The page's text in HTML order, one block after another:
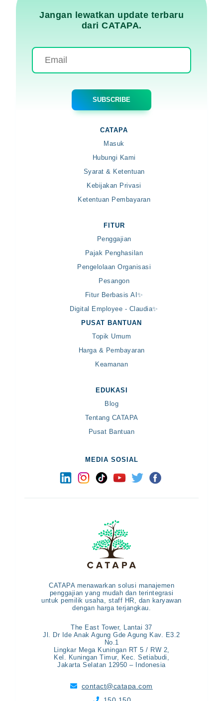
Jangan lewatkan update terbaru
dari CATAPA.
CATAPA
Masuk
Hubungi Kami
Syarat & Ketentuan
Kebijakan Privasi
Ketentuan Pembayaran
FITUR
Penggajian
Pajak Penghasilan
Pengelolaan Organisasi
Pesangon
Fitur Berbasis AI✨
Digital Employee - Claudia✨
PUSAT BANTUAN
Topik Umum
Harga & Pembayaran
Keamanan
EDUKASI
Blog
Tentang CATAPA
Pusat Bantuan
MEDIA SOSIAL
CATAPA menawarkan solusi manajemen
penggajian yang mudah dan terintegrasi
untuk pemilik usaha, staff HR, dan karyawan
dengan harga terjangkau.
The East Tower, Lantai 37
Jl. Dr Ide Anak Agung Gde Agung Kav. E3.2
No.1
Lingkar Mega Kuningan RT 5 / RW 2,
Kel. Kuningan Timur, Kec. Setiabudi,
Jakarta Selatan 12950 – Indonesia
 contact@catapa.com